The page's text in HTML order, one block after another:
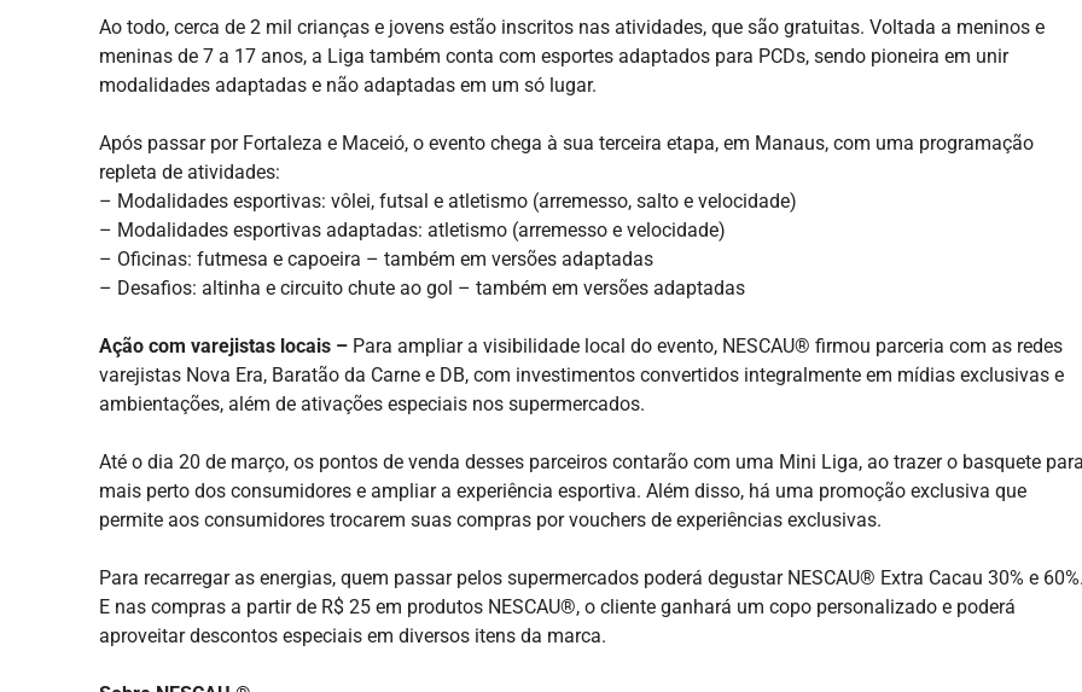
Ao todo, cerca de 2 mil crianças e jovens estão inscritos nas atividades, que são gratuitas. Voltada a meninos e
meninas de 7 a 17 anos, a Liga também conta com esportes adaptados para PCDs, sendo pioneira em unir
modalidades adaptadas e não adaptadas em um só lugar.
Após passar por Fortaleza e Maceió, o evento chega à sua terceira etapa, em Manaus, com uma programação
repleta de atividades:
– Modalidades esportivas: vôlei, futsal e atletismo (arremesso, salto e velocidade)
– Modalidades esportivas adaptadas: atletismo (arremesso e velocidade)
– Oficinas: futmesa e capoeira – também em versões adaptadas
– Desafios: altinha e circuito chute ao gol – também em versões adaptadas
Ação com varejistas locais – Para ampliar a visibilidade local do evento, NESCAU® firmou parceria com as redes
varejistas Nova Era, Baratão da Carne e DB, com investimentos convertidos integralmente em mídias exclusivas e
ambientações, além de ativações especiais nos supermercados.
Até o dia 20 de março, os pontos de venda desses parceiros contarão com uma Mini Liga, ao trazer o basquete para
mais perto dos consumidores e ampliar a experiência esportiva. Além disso, há uma promoção exclusiva que
permite aos consumidores trocarem suas compras por vouchers de experiências exclusivas.
Para recarregar as energias, quem passar pelos supermercados poderá degustar NESCAU® Extra Cacau 30% e 60%.
E nas compras a partir de R$ 25 em produtos NESCAU®, o cliente ganhará um copo personalizado e poderá
aproveitar descontos especiais em diversos itens da marca.